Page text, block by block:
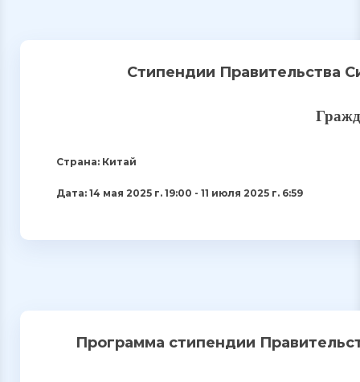
Стипендии Правительства
Страна: Китай
Дата: 14 мая 2025 г. 19:00 - 11 июля 2025 г. 6:59
Программа стипендии